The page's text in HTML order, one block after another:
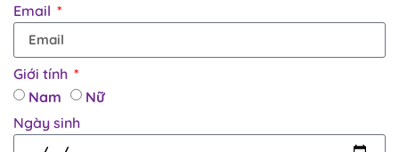
Email
Giới tính
Nam
Nữ
Ngày sinh